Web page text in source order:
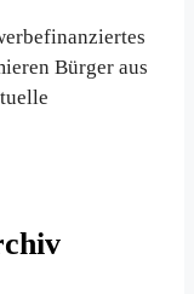
Bürger aus